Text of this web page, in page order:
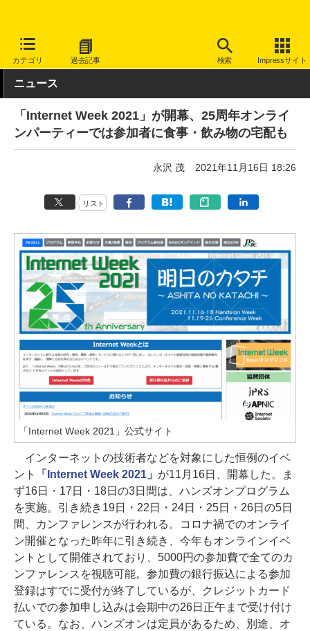
カテゴリ 過去記事 検索 Impressサイト
INTERNET Watch イベント 2021
ニュース
「Internet Week 2021」が開幕、25周年オンライ
ンパーティーでは参加者に食事・飲み物の宅配も
永沢 茂 2021年11月16日 18:26
リスト
「Internet Week 2021」公式サイト
インターネットの技術者などを対象にした恒例のイベ
ント
「Internet Week 2021」 が11月16日、開幕した。ま
ず16日・17日・18日の3日間は、ハンズオンプログラム
を実施。引き続き19日・22日・24日・25日・26日の5日
間、カンファレンスが行われる。コロナ禍でのオンライ
ン開催となった昨年に引き続き、今年もオンラインイベ
ントとして開催されており、5000円の参加費で全てのカ
ンファレンスを視聴可能。参加費の銀行振込による参加
登録はすでに受付が終了しているが、クレジットカード
払いでの参加申し込みは会期中の26日正午まで受け付け
ている。なお、ハンズオンは定員があるため、別途、オ